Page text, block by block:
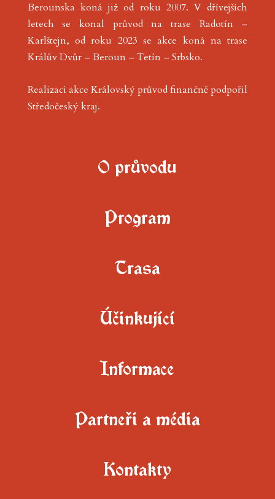
Berounska koná již od roku 2007. V dřívejších
letech se konal průvod na trase Radotín –
Karlštejn, od roku 2023 se akce koná na trase
Králův Dvůr – Beroun – Tetín – Srbsko.
Realizaci akce Královský průvod finančně podpořil
Středočeský kraj.
O průvodu
Program
Trasa
Účinkující
Informace
Partneři a média
Kontakty